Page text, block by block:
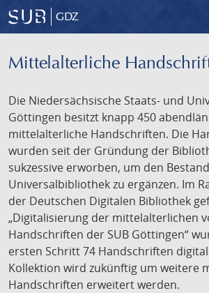
GDZ
Mittelalterliche
Die Niedersächsische Staats- und
Göttingen besitzt knapp 450
mittelalterliche Handschriften. Die
wurden seit der Gründung der
sukzessive erworben, um den
Universalbibliothek zu ergänzen. Im
der Deutschen Digitalen Bibliothek
„Digitalisierung der mittelalterlichen
Handschriften der SUB Göttingen“
ersten Schritt 74 Handschriften
Kollektion wird zukünftig um weitere
Handschriften erweitert werden.